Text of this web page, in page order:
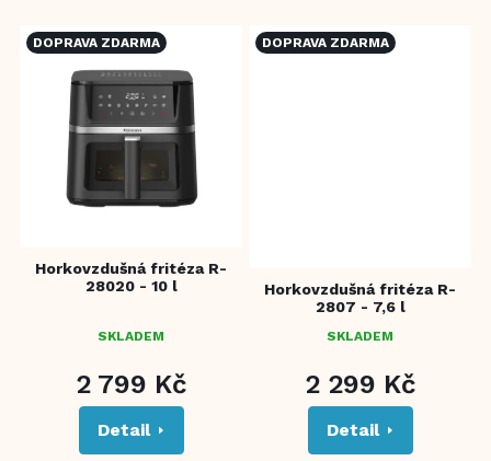
DOPRAVA ZDARMA
Horkovzdušná fritéza R-
28020 - 10 l
SKLADEM
2 799 Kč
Detail
DOPRAVA ZDARMA
Horkovzdušná fritéza R-
2807 - 7,6 l
PRŮMĚRNÉ
PRODUKTU
SKLADEM
2 299 Kč
Detail